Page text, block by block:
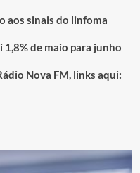
aos sinais do linfoma
de maio para junho
Nova FM, links aqui: